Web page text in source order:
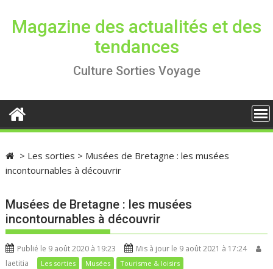
Magazine des actualités et des
tendances
Culture Sorties Voyage
> Les sorties > Musées de Bretagne : les musées
incontournables à découvrir
Musées de Bretagne : les musées
incontournables à découvrir
Publié le 9 août 2020 à 19:23
Mis à jour le 9 août 2021 à 17:24
laetitia
Les sorties Musées Tourisme & loisirs